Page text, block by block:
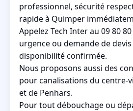
professionnel, sécurité
rapide à Quimper
Appelez Tech Inter au 09 80
urgence ou demande de
disponibilité confirmée.
Nous proposons aussi des
pour canalisations du centre-
et de Penhars.
Pour tout débouchage ou